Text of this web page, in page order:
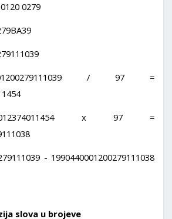
0279
/ 97 =
x 97 =
- 1990440001200279111038
slova u brojeve